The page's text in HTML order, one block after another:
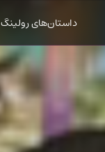
داستان‌های رولینگ